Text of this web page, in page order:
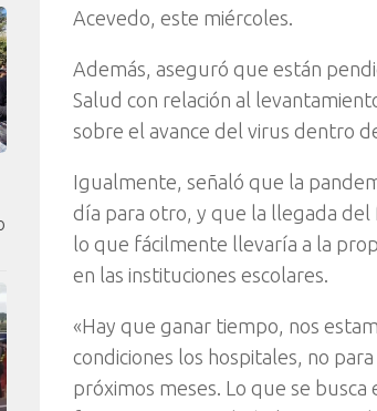
Acevedo, este miércoles.
Además, aseguró que están
Salud con relación al
sobre el avance del virus dentro
Igualmente, señaló que la
día para otro, y que la llegada
lo que fácilmente llevaría a la
en las instituciones escolares.
«Hay que ganar tiempo, nos
condiciones los hospitales, no
próximos meses. Lo que se